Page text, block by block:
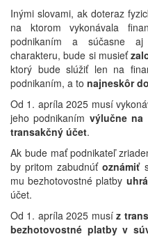
Inými slovami, ak doteraz
na ktorom vykonávala
podnikaním a súčasne aj
charakteru, bude si musieť
ktorý bude slúžiť len na
podnikaním, a to najneskôr
Od 1. apríla 2025 musí
jeho podnikaním výlučne na
transakčný účet.
Ak bude mať podnikateľ
by pritom zabudnúťoznámiť
mu bezhotovostné platby
účet.
Od 1. apríla 2025 musíz
bezhotovostné platby v